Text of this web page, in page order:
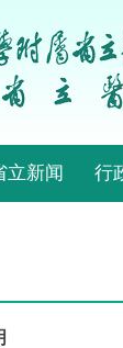
立新闻 行